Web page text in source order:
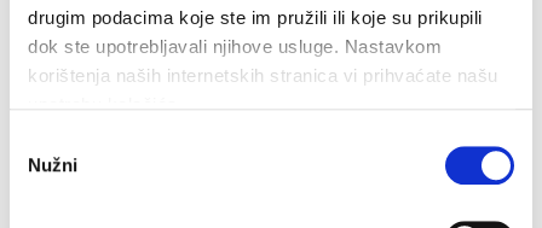
drugim podacima koje ste im pružili ili koje su prikupili
dok ste upotrebljavali njihove usluge. Nastavkom
korištenja naših internetskih stranica vi prihvaćate našu
pristanka
Nužni